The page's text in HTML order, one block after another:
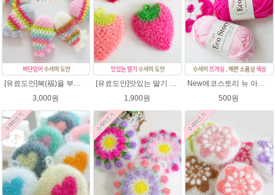
3,000원
1,900원
500원